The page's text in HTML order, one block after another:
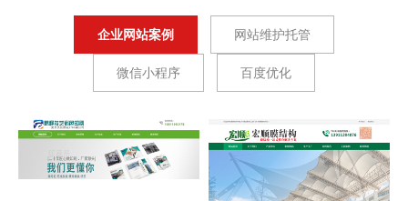
企业网站案例 网站维护托管
微信小程序 百度优化